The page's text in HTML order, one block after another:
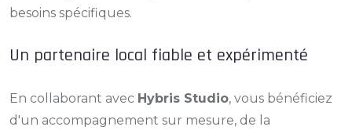
besoins spécifiques.
Un partenaire local fiable et expérimenté
En collaborant avec Hybris Studio, vous bénéficiez
d'un accompagnement sur mesure, de la